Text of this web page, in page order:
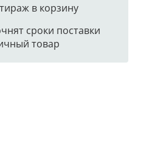
в корзину
сроки поставки
товар